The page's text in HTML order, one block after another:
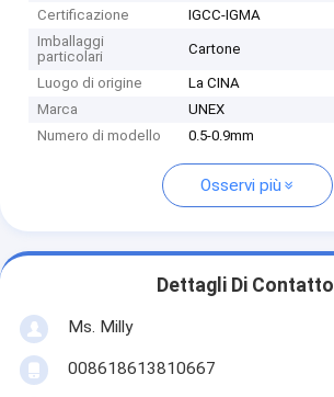
Certificazione
IGCC-IGMA
Imballaggi
particolari
Cartone
Luogo di origine
La CINA
Marca
UNEX
Numero di modello
0.5-0.9mm
Osservi più
Dettagli Di Contatto
Ms. Milly
008618613810667